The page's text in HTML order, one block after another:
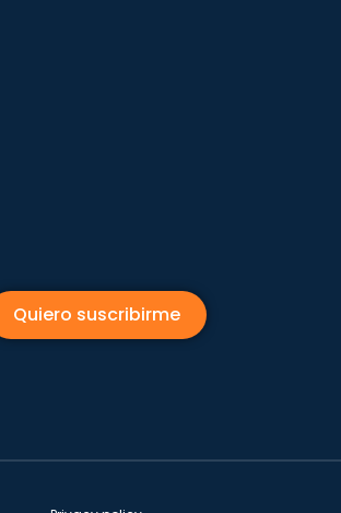
Quiero suscribirme